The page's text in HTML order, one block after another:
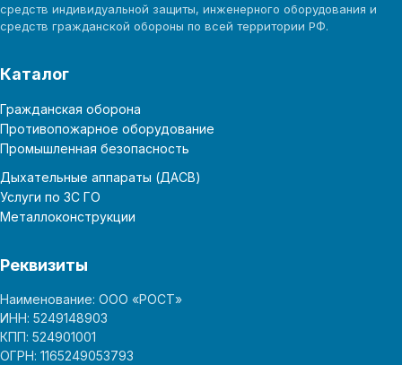
средств индивидуальной защиты, инженерного оборудования и
средств гражданской обороны по всей территории РФ.
Каталог
Гражданская оборона
Противопожарное оборудование
Промышленная безопасность
Дыхательные аппараты (ДАСВ)
Услуги по ЗС ГО
Металлоконструкции
Реквизиты
Наименование: ООО «РОСТ»
ИНН: 5249148903
КПП: 524901001
ОГРН: 1165249053793